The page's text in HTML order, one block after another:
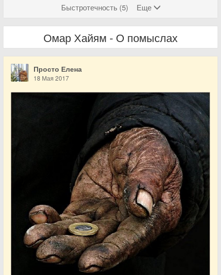
Быстротечность (5)
Еще
Омар Хайям - О помыслах
Просто Елена
18 Мая 2017